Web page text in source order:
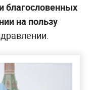
на пользу